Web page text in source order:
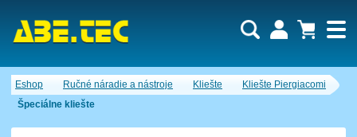
Eshop Ručné náradie a nástroje Kliešte
Kliešte Piergiacomi
Špeciálne kliešte
Dopytový košík je prázdny!
Počet produktov:0